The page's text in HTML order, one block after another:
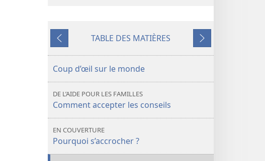
publications
RÉVEILLEZ-
VOUS !
bonnes
raisons
s’accrocher
à
enregistrements
RÉVEILLEZ-
VOUS !
bonnes
raisons
Précédent
TABLE DES MATIÈRES
Suivant
Coup d’œil sur le monde
DE L’AIDE POUR LES FAMILLES
Comment accepter les conseils
EN COUVERTURE
Pourquoi s’accrocher ?